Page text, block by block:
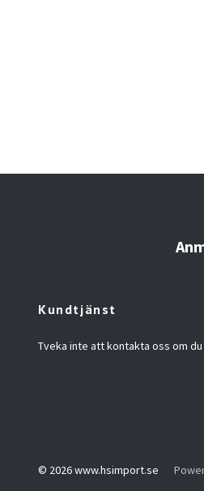
Kundtjänst
Tveka inte att kontakta oss om
© 2026 www.hsimport.se